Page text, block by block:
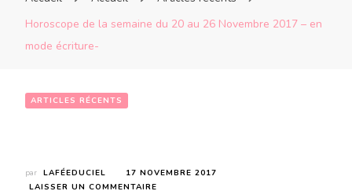
Horoscope de la semaine du 20 au 26 Novembre 2017 – en
mode écriture-
ARTICLES RÉCENTS
par LAFÉEDUCIEL
17 NOVEMBRE 2017
LAISSER UN COMMENTAIRE